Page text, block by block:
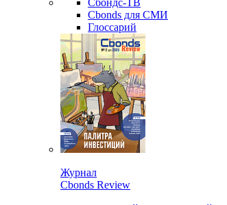
Новости & Research Hub
Новости рынка
Research Hub
Сбондс-ТВ
Cbonds для СМИ
Глоссарий